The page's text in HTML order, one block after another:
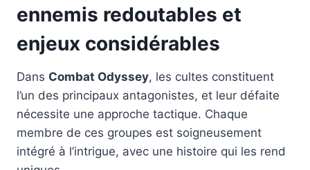
ennemis redoutables et
enjeux considérables
Dans Combat Odyssey, les cultes constituent
l’un des principaux antagonistes, et leur défaite
nécessite une approche tactique. Chaque
membre de ces groupes est soigneusement
intégré à l’intrigue, avec une histoire qui les rend